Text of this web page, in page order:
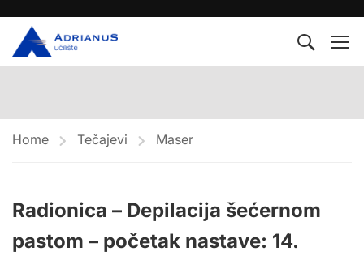
Home Tečajevi Maser
Radionica – Depilacija šećernom
pastom – početak nastave: 14.